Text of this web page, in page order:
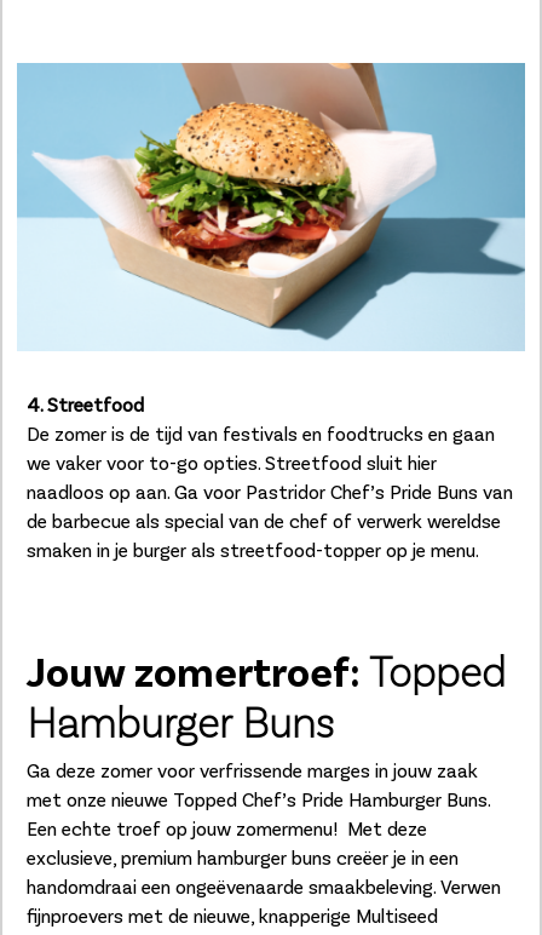
4. Streetfood
De zomer is de tijd van festivals en foodtrucks en gaan
we vaker voor to-go opties. Streetfood sluit hier
naadloos op aan. Ga voor Pastridor Chef’s Pride Buns van
de barbecue als special van de chef of verwerk wereldse
smaken in je burger als streetfood-topper op je menu.
Jouw zomertroef: Topped
Hamburger Buns
Ga deze zomer voor verfrissende marges in jouw zaak
met onze nieuwe Topped Chef’s Pride Hamburger Buns.
Een echte troef op jouw zomermenu! ​ Met deze
exclusieve, premium hamburger buns creëer je in een
handomdraai een ongeëvenaarde smaakbeleving. Verwen
fijnproevers met de nieuwe, knapperige Multiseed